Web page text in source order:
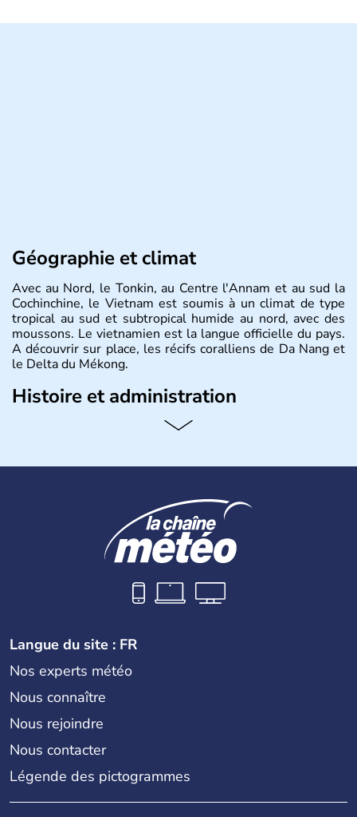
Géographie et climat
Avec au Nord, le Tonkin, au Centre l'Annam et au sud la
Cochinchine, le Vietnam est soumis à un climat de type
tropical au sud et subtropical humide au nord, avec des
moussons. Le vietnamien est la langue officielle du pays.
A découvrir sur place, les récifs coralliens de Da Nang et
le Delta du Mékong.
Histoire et administration
Pays d'Asie du Sud-Est situé sur l'est de la péninsule
du Cambodge. Littéralement, Viêt Nam signifie les « Viêt
nom récent de l'ancienne Saïgon.
Langue du site : FR
Nos experts météo
Nous connaître
Nous rejoindre
Nous contacter
Légende des pictogrammes